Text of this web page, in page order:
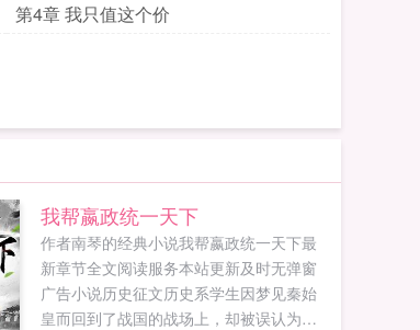
第4章 我只值这个价
我帮嬴政统一天下
作者南琴的经典小说我帮嬴政统一天下最
新章节全文阅读服务本站更新及时无弹窗
广告小说历史征文历史系学生因梦见秦始
皇而回到了战国的战场上，却被误认为逃